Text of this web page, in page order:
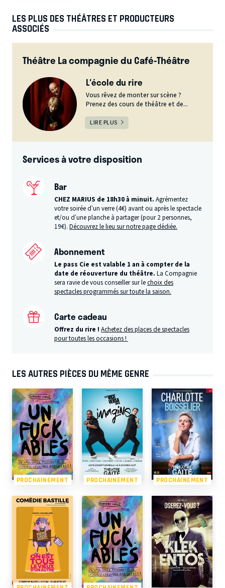
LES PLUS DES THÉÂTRES ET PRODUCTEURS
ASSOCIÉS
Théâtre La compagnie du Café-Théâtre
L'école du rire
Vous rêvez de monter sur scène ?
Prenez des cours de théâtre et de...
LIRE PLUS
Services à votre disposition
Bar
CHEZ MARIUS de 18h30 à minuit.Agrémentez
votre soirée d’un verre (4€) avant ou après le spectacle
et/ou d’une planche à partager (pour 2 personnes,
19€).Découvrez le lieu sur notre page dédiée.
Abonnement
Le pass Cie est valable 1 an à compter de la
date de réouverture du théâtre.La Compagnie
sera ravie de vous conseiller sur lechoix des
spectacles programmés sur toute la saison.
Carte cadeau
Offrez du rire ! Achetez des places de spectacles
pour toutes les occasions !
LES AUTRES PIÈCES DU MÊME GENRE
PROCHAINEMENT PROCHAINEMENT PROCHAINEMENT